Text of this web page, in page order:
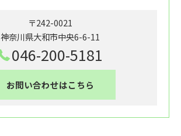
〒242-0021
神奈川県大和市中央6-6-11
046-200-5181
お問い合わせはこちら